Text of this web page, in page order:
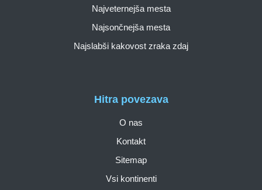
Hitra povezava
O nas
Kontakt
Sitemap
Vsi kontinenti
Najveternejša mesta
Najsončnejša mesta
Najslabši kakovost zraka zdaj